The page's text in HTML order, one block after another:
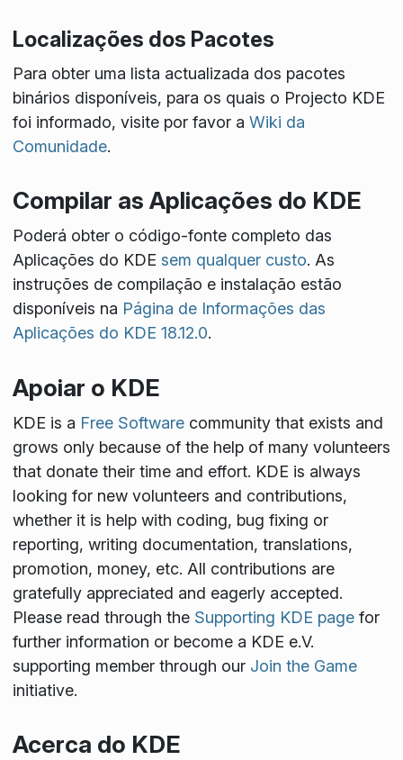
Localizações dos Pacotes
Para obter uma lista actualizada dos pacotes
binários disponíveis, para os quais o Projecto KDE
foi informado, visite por favor a Wiki da
Comunidade.
Compilar as Aplicações do KDE
Poderá obter o código-fonte completo das
Aplicações do KDE sem qualquer custo. As
instruções de compilação e instalação estão
disponíveis na Página de Informações das
Aplicações do KDE 18.12.0.
Apoiar o KDE
KDE is a Free Softwarecommunity that exists and
grows only because of the help of many volunteers
that donate their time and effort. KDE is always
looking for new volunteers and contributions,
whether it is help with coding, bug fixing or
reporting, writing documentation, translations,
promotion, money, etc. All contributions are
gratefully appreciated and eagerly accepted.
Please read through the Supporting KDE pagefor
further information or become a KDE e.V.
supporting member through our Join the Game
initiative.
Acerca do KDE